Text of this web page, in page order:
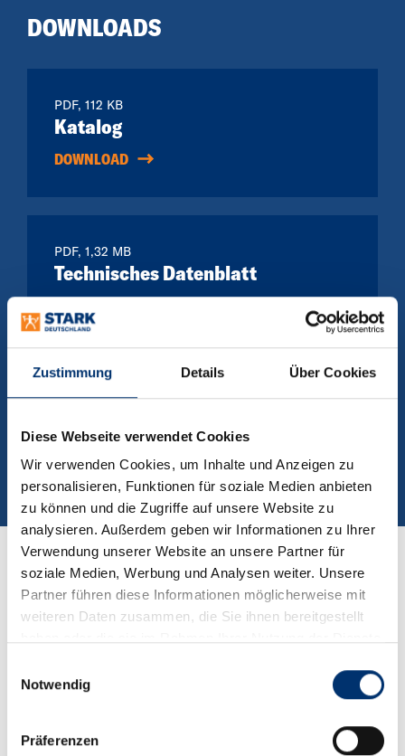
Zustimmung Details Über Cookies
Diese Webseite verwendet Cookies
Wir verwenden Cookies, um Inhalte und Anzeigen zu
personalisieren, Funktionen für soziale Medien anbieten
zu können und die Zugriffe auf unsere Website zu
analysieren. Außerdem geben wir Informationen zu Ihrer
Verwendung unserer Website an unsere Partner für
soziale Medien, Werbung und Analysen weiter. Unsere
Partner führen diese Informationen möglicherweise mit
weiteren Daten zusammen, die Sie ihnen bereitgestellt
Notwendig
Präferenzen
DOWNLOADS
PDF, 112 KB
Katalog
DOWNLOAD
PDF, 1,32 MB
Technisches Datenblatt
PDF, 482 KB